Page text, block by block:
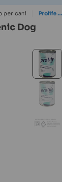
per cani Prolife Veterinary Diet Hypoallergenic Dog Medium/Large 400 gr
Dog